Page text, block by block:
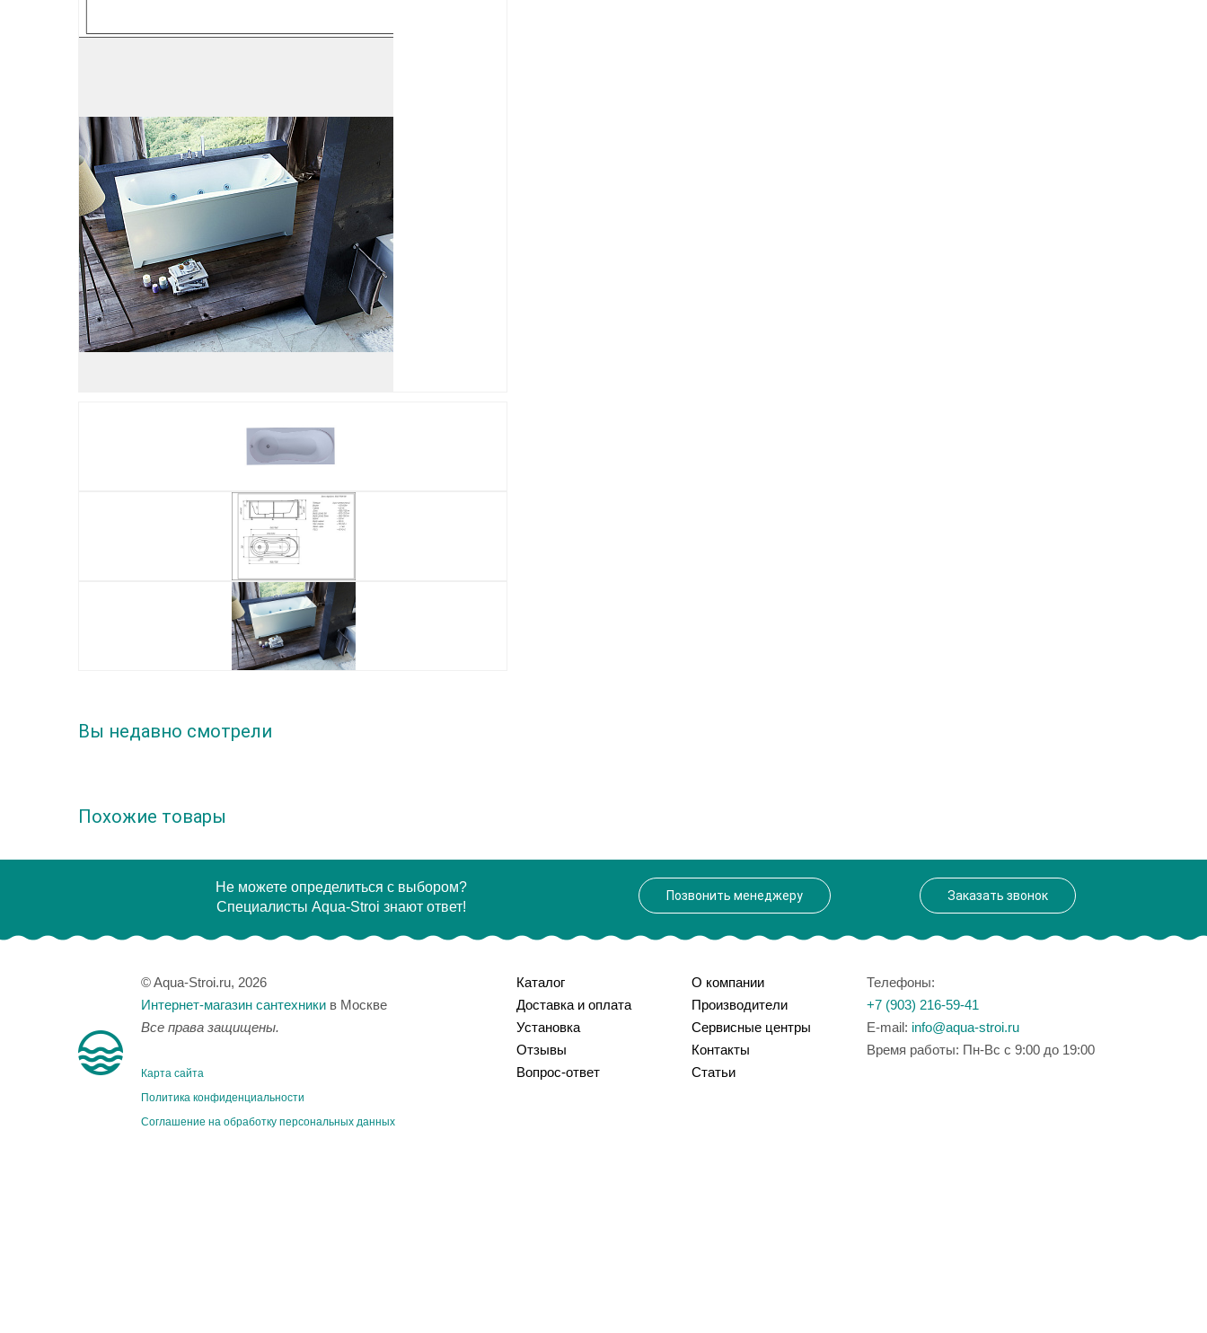
Вы недавно смотрели
Похожие товары
Не можете определиться с выбором?
Специалисты Aqua-Stroi знают ответ!
Позвонить менеджеру Заказать звонок
© Aqua-Stroi.ru, 2026
Интернет-магазин сантехники в Москве
Все права защищены.
Карта сайта
Политика конфиденциальности
Соглашение на обработку персональных данных
Каталог
Доставка и оплата
Установка
Отзывы
Вопрос-ответ
О компании
Производители
Сервисные центры
Контакты
Статьи
Телефоны:
+7 (903) 216-59-41
E-mail: info@aqua-stroi.ru
Время работы: Пн-Вс с 9:00 до 19:00